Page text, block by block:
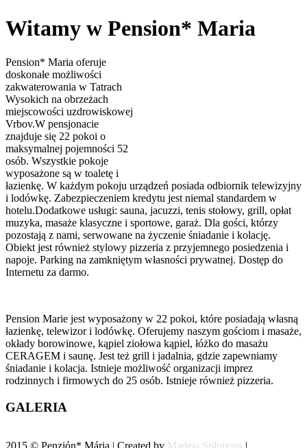
Witamy w Pension* Maria
Pension* Maria oferuje
doskonałe możliwości
zakwaterowania w Tatrach
Wysokich na obrzeżach
miejscowości uzdrowiskowej
Vrbov.W pensjonacie
znajduje się 22 pokoi o
maksymalnej pojemności 52
osób. Wszystkie pokoje
wyposażone są w toaletę i
łazienkę. W każdym pokoju urządzeń posiada odbiornik telewizyjny
i lodówkę. Zabezpieczeniem kredytu jest niemal standardem w
hotelu.Dodatkowe usługi: sauna, jacuzzi, tenis stołowy, grill, opłat
muzyka, masaże klasyczne i sportowe, garaż. Dla gości, którzy
pozostają z nami, serwowane na życzenie śniadanie i kolację.
Obiekt jest również stylowy pizzeria z przyjemnego posiedzenia i
napoje. Parking na zamkniętym własności prywatnej. Dostęp do
Internetu za darmo.
Pension Marie jest wyposażony w 22 pokoi, które posiadają własną
łazienkę, telewizor i lodówkę. Oferujemy naszym gościom i masaże,
okłady borowinowe, kąpiel ziołowa kąpiel, łóżko do masażu
CERAGEM i saunę. Jest też grill i jadalnia, gdzie zapewniamy
śniadanie i kolacja. Istnieje możliwość organizacji imprez
rodzinnych i firmowych do 25 osób. Istnieje również pizzeria.
GALERIA